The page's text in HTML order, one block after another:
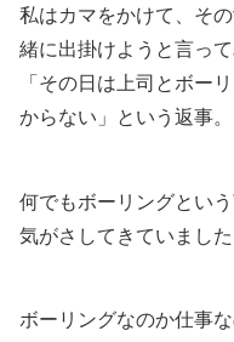
私はカマをかけて、そ
緒に出掛けようと言って
「その日は上司とボー
からない」という返事。
何でもボーリングとい
気がさしてきていました
ボーリングなのか仕事